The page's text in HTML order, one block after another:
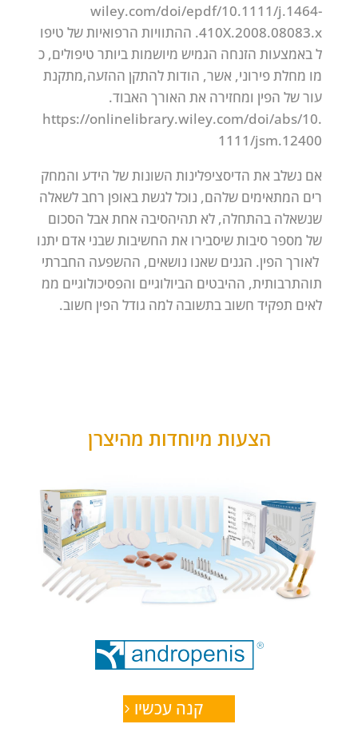
wiley.com/doi/epdf/10.1111/j.1464-
410X.2008.08083.x
. ההתוויות הרפואיותשל טיפו
לבאמצעות הזנחה הגמיש מיושמותביותר טיפולים, כ
מו מחלתפירוני, אשר, הודותלהתקן ההזעה,מתקנת
עורשל הפין ומחזירה את האורך האבוד.
https://onlinelibrary.wiley.com/doi/abs/10.
1111/jsm.12400
אם נשלב את הדיסציפלינות השונותשל הידע והמחק
רים המתאימים שלהם, נוכללגשתבאופן רחבלשאלה
שנשאלה בהתחלה, לא תהיהסיבה אחת אבל הסכום
של מספרסיבותשיסבירו את החשיבותשבני אדם יתנו
לאורך הפין. הגנים שאנו נושאים, ההשפעה החברתי
תוהתרבותית, ההיבטים הביולוגיים והפסיכולוגיים ממ
לאים תפקיד חשובבתשובה למה גודל הפין חשוב.
הצעות מיוחדות מהיצרן
קנה עכשיו